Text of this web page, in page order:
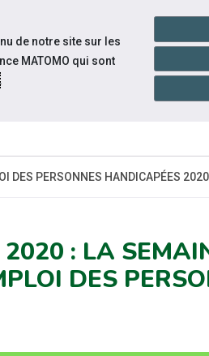
Accessibilité handshake
DES PERSONNES HANDICAPÉES 2020
: LA
DES
de notre site sur les
MATOMO qui sont
.